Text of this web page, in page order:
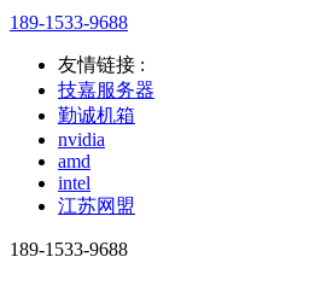
189-1533-9688
友情链接 :
技嘉服务器
勤诚机箱
nvidia
amd
intel
江苏网盟
189-1533-9688